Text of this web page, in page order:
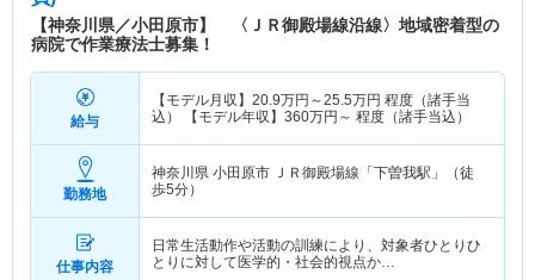
【神奈川県／小田原市】 〈ＪＲ御殿場線沿線〉地域密着型の
病院で作業療法士募集！
給与
【モデル月収】 20.9万円～25.5万円 程度（諸手当
込） 【モデル年収】 360万円～ 程度（諸手当込）
勤務地
神奈川県 小田原市 ＪＲ御殿場線「下曽我駅」（徒
歩5分）
仕事内容
日常生活動作や活動の訓練により、対象者ひとりひ
とりに対して医学的・社会的視点か…